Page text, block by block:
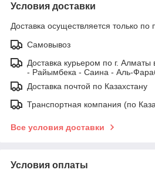
Условия доставки
Доставка осуществляется только по
Самовывоз
Доставка курьером по г. Алматы
- Райымбека - Саина - Аль-
Доставка почтой по Казахстану
Транспортная компания (по
Все условия доставки
Условия оплаты